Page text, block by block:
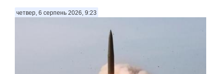
четвер, 6 серпень 2026, 9:23